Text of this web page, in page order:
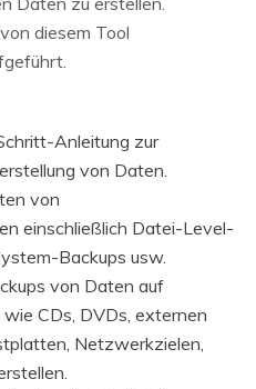
diesem Tool
Anleitung zur
von Daten.
von
einschließlich Datei-Level-
Backups usw.
von Daten auf
CDs, DVDs, externen
Netzwerkzielen,